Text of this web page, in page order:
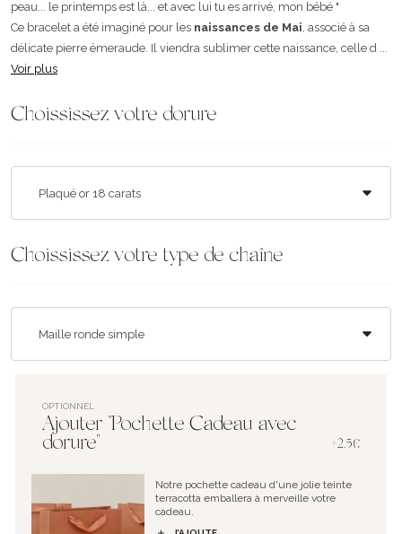
peau... le printemps est là... et avec lui tu es arrivé, mon bébé "
Ce bracelet a été imaginé pour les naissances de Mai, associé à sa
délicate pierre émeraude. Il viendra sublimer cette naissance, celle d ...
Voir plus
Choississez votre dorure
Choississez votre type de chaîne
OPTIONNEL
Ajouter "Pochette Cadeau avec
dorure"
+2.5€
Notre pochette cadeau d'une jolie teinte
terracotta emballera à merveille votre
cadeau.